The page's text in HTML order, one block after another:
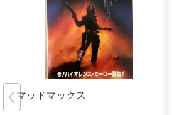
マッドマックス